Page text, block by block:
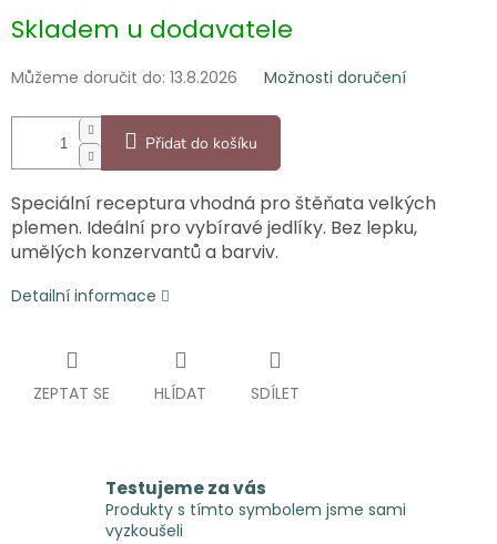
cena:
Skladem u dodavatele
Můžeme doručit do: 13.8.2026 Možnosti doručení
Přidat do košíku
Speciální receptura vhodná pro štěňata velkých
plemen. Ideální pro vybíravé jedlíky. Bez lepku,
umělých konzervantů a barviv.
Detailní informace
ZEPTAT SE HLÍDAT SDÍLET
Testujeme za vás
Produkty s tímto symbolem jsme sami
vyzkoušeli